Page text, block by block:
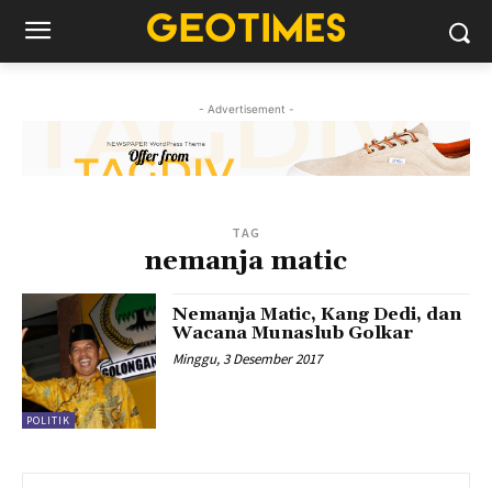
- Advertisement -
TAG
nemanja matic
POLITIK
Nemanja Matic, Kang Dedi, dan
Wacana Munaslub Golkar
Minggu, 3 Desember 2017